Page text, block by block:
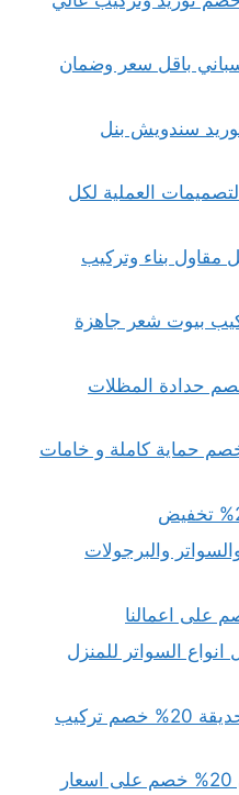
باقل سعر وضمان
سندويش بنل
العملية لكل
افضل مقاول بناء وتركيب
بيوت شعر جاهزة
24 ساعة | 25% خصم حدادة المظلات
مكة – 25% خصم حماية كاملة و خامات
والبرجولات
السواتر للمنزل
مظلات جدارية للسيارات والحديقة 20% خصم تركيب
سواتر شرائح المنيوم خشابي 20% خصم على اسعار